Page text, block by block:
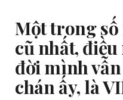
Một trong
cũ nhất,
đời mình
chán ấy, là